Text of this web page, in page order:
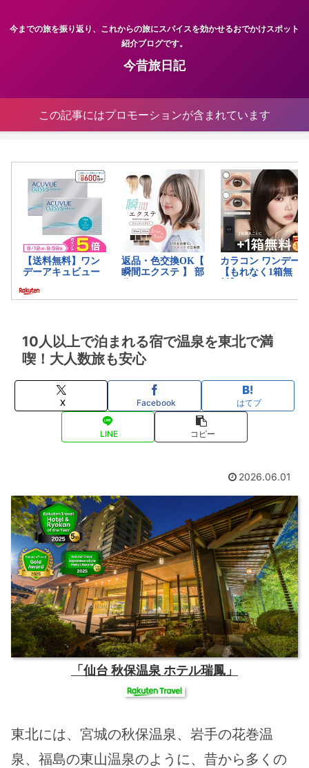
今までの旅を振り返り、これからの旅にスパイスを効かせるおでかけスポット
紹介ブログです。
今昔旅日記
この記事にはプロモーションが含まれています
10人以上で泊まれる宿で温泉を東北で満
喫！大人数旅も安心
X Facebook はてブ
LINE コピー
2026.06.01
「仙台 秋保温泉 ホテル瑞鳳」
東北には、宮城の秋保温泉、岩手の花巻温
泉、福島の東山温泉のように、昔から多くの